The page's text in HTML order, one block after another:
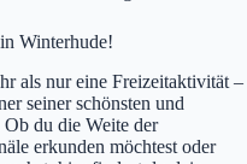
Winterhude!
als nur eine Freizeitaktivität –
seiner schönsten und
Ob du die Weite der
erkunden möchtest oder